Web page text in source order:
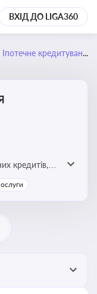
ВХІД ДО LIGA360
Іпотечне кредитування
кредитів,
житла